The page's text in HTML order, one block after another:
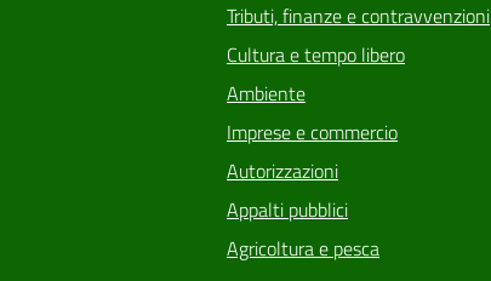
Tributi, finanze e contravvenzioni
Cultura e tempo libero
Ambiente
Imprese e commercio
Autorizzazioni
Appalti pubblici
Agricoltura e pesca